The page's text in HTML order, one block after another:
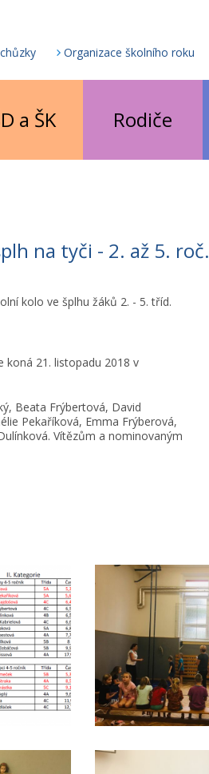
Organizace školního roku
a ŠK Rodiče
na tyči - 2. až 5. roč.
kolo ve šplhu žáků 2. - 5. tříd.
koná 21. listopadu 2018 v
Beata Frýbertová, David
Pekaříková, Emma Frýberová,
Vítězům a nominovaným